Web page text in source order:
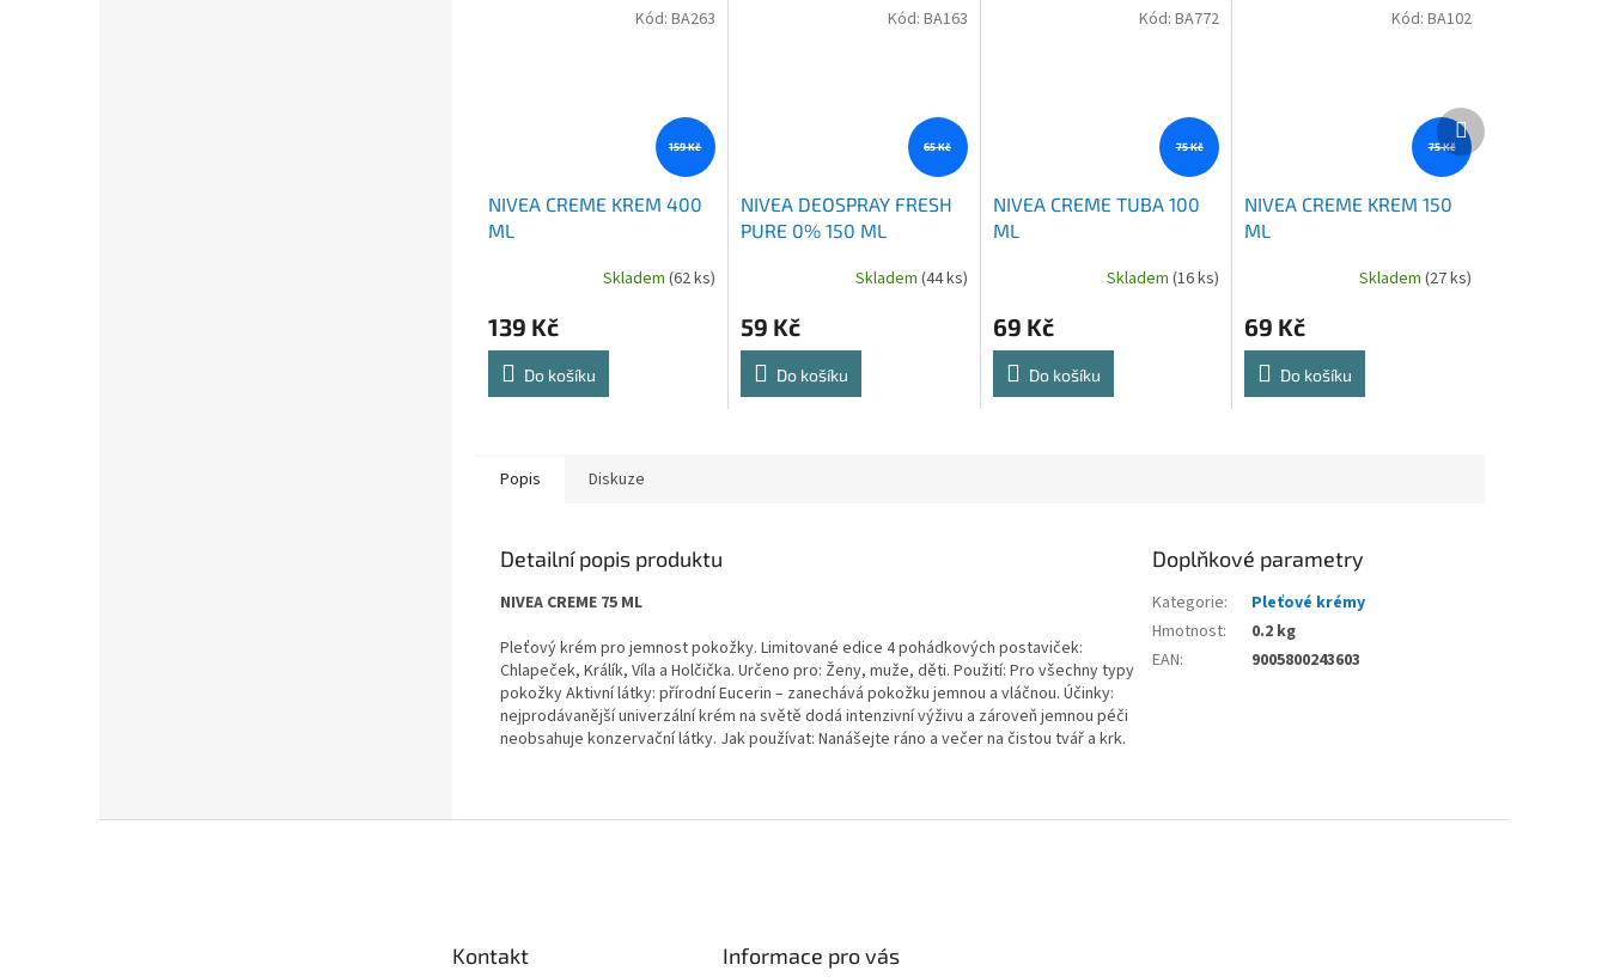
159 Kč
NIVEA CREME KREM 400
ML
Skladem (62 ks)
139 Kč
Do košíku
Kód: BA263
65 Kč
NIVEA DEOSPRAY FRESH
PURE 0% 150 ML
Skladem (44 ks)
59 Kč
Do košíku
Kód: BA163
75 Kč
NIVEA CREME TUBA 100
ML
Skladem(16 ks)
69 Kč
Do košíku
Kód:BA772
75 Kč
NIVEA CREME KREM 150
ML
Skladem (27 ks)
69 Kč
Do košíku
Kód: BA102
Další
produkt
Popis Diskuze
Detailní popis produktu
NIVEA CREME 75 ML
Pleťový krém pro jemnost pokožky. Limi­tované edice 4 pohádkových postaviček:
Chlapeček, Králík, Víla a Holčička. Určeno pro: Ženy, muže, děti. Použití: Pro všechny typy
pokožky Aktivní látky: přírodní Eucerin – zanechává pokožku jemnou a vláčnou. Účinky:
nejprodávanější univerzální krém na světě dodá intenzivní výživu a zároveň jemnou péči
neobsahuje konzervační látky. Jak používat: Naná­šejte ráno a večer na čistou tvář a krk.
Doplňkové parametry
Kategorie:
Pleťové krémy
Hmotnost:
0.2 kg
EAN: 9005800243603
Kontakt Informace pro vás